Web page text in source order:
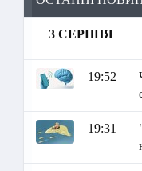
3 СЕРПНЯ
19:52
19:31